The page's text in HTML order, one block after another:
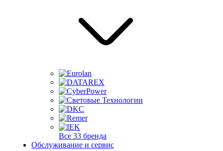
Все 33 бренда
Обслуживание и сервис